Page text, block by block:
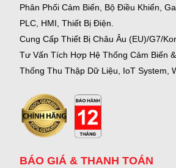
Phân Phối Cảm Biến, Bộ Điều Khiển,
PLC, HMI, Thiết Bị Điện.
Cung Cấp Thiết Bị Châu Âu (EU)/G7/
Tư Vấn Tích Hợp Hệ Thống Cảm Biến
Thống Thu Thập Dữ Liệu, IoT System,
BÁO GIÁ & THANH TOÁN